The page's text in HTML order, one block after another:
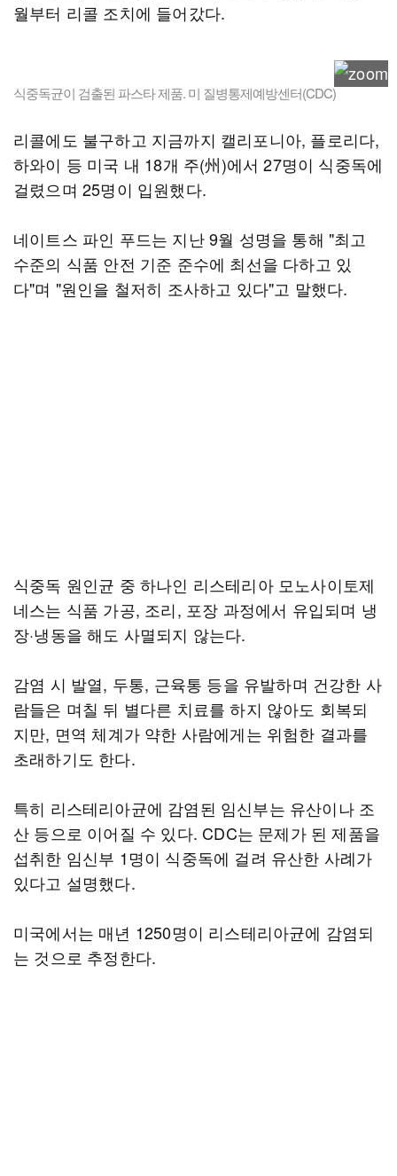
월부터 리콜 조치에 들어갔다.
식중독균이 검출된 파스타 제품. 미 질병통제예방센터(CDC)
리콜에도 불구하고 지금까지 캘리포니아, 플로리다,
하와이 등 미국 내 18개 주(州)에서 27명이 식중독에
걸렸으며 25명이 입원했다.
네이트스 파인 푸드는 지난 9월 성명을 통해 "최고
수준의 식품 안전 기준 준수에 최선을 다하고 있
다"며 "원인을 철저히 조사하고 있다"고 말했다.
식중독 원인균 중 하나인 리스테리아 모노사이토제
네스는 식품 가공, 조리, 포장 과정에서 유입되며 냉
장·냉동을 해도 사멸되지 않는다.
감염 시 발열, 두통, 근육통 등을 유발하며 건강한 사
람들은 며칠 뒤 별다른 치료를 하지 않아도 회복되
지만, 면역 체계가 약한 사람에게는 위험한 결과를
초래하기도 한다.
특히 리스테리아균에 감염된 임신부는 유산이나 조
산 등으로 이어질 수 있다. CDC는 문제가 된 제품을
섭취한 임신부 1명이 식중독에 걸려 유산한 사례가
있다고 설명했다.
미국에서는 매년 1250명이 리스테리아균에 감염되
는 것으로 추정한다.